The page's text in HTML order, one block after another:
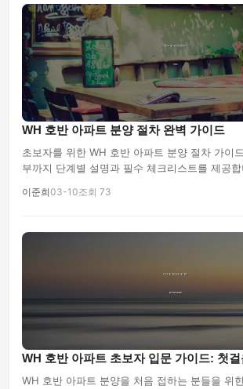
WH 호반 아파트 분양 절차 완벽 가이드
초보자를 위한 WH 호반 아파트 분양 절차 가이
부까지 단계별 설명과 필수 체크리스트를 제공
이준희03-10조회 73
WH 호반 아파트 초보자 입문 가이드: 첫
WH 호반 아파트 분양을 처음 접하는 분들을 위